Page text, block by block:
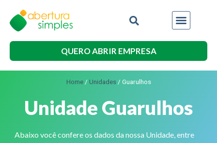
QUERO ABRIR EMPRESA
Home/ Unidades/ Guarulhos
Unidade Guarulhos
Abaixo você confere os dados da nossa Unidade, entre